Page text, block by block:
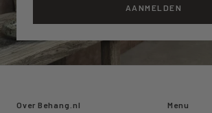
AANMELDEN
Over Behang.nl Menu